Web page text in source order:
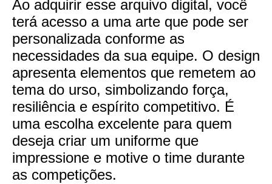
Ao adquirir esse arquivo digital, você
terá acesso a uma arte que pode ser
personalizada conforme as
necessidades da sua equipe. O design
apresenta elementos que remetem ao
tema do urso, simbolizando força,
resiliência e espírito competitivo. É
uma escolha excelente para quem
deseja criar um uniforme que
impressione e motive o time durante
as competições.